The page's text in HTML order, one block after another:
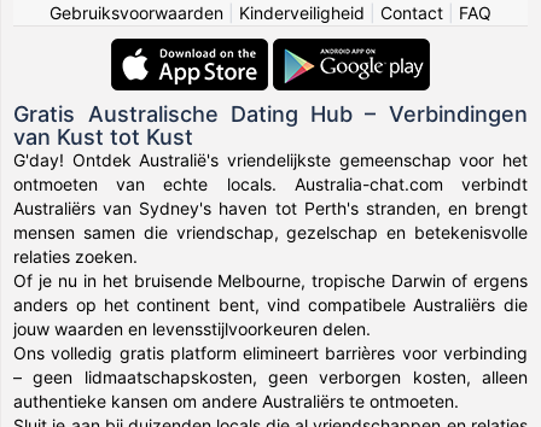
Gebruiksvoorwaarden
Kinderveiligheid Contact FAQ
Gratis Australische Dating Hub – Verbindingen
van Kust tot Kust
G'day! Ontdek Australië's vriendelijkste gemeenschap voor het
ontmoeten van echte locals. Australia-chat.com verbindt
Australiërs van Sydney's haven tot Perth's stranden, en brengt
mensen samen die vriendschap, gezelschap en betekenisvolle
relaties zoeken.
Of je nu in het bruisende Melbourne, tropische Darwin of ergens
anders op het continent bent, vind compatibele Australiërs die
jouw waarden en levensstijlvoorkeuren delen.
Ons volledig gratis platform elimineert barrières voor verbinding
– geen lidmaatschapskosten, geen verborgen kosten, alleen
authentieke kansen om andere Australiërs te ontmoeten.